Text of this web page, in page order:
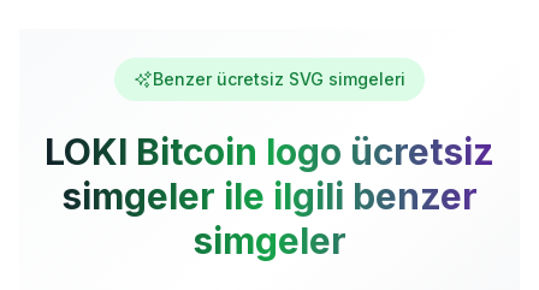
Benzer ücretsiz SVG simgeleri
LOKI Bitcoin logo ücretsiz
simgeler ile ilgili benzer
simgeler